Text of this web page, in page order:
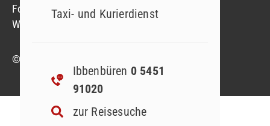
Taxi- und Kurierdienst
Ibbenbüren 0 5451
91020
zur Reisesuche
© 2023 Strier Reisen GmbH & Co. KG
Formblatt
Widerruf Reiseversicherung